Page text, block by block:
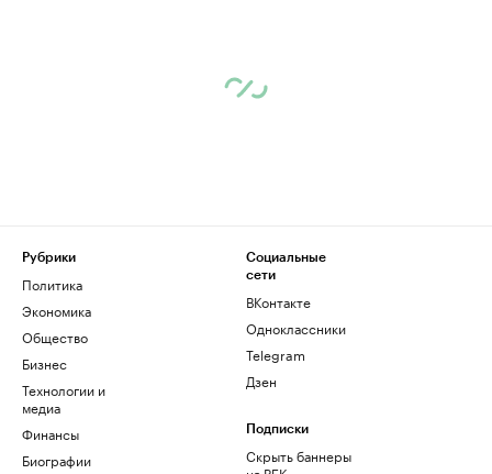
Рубрики
Политика
Экономика
Общество
Бизнес
Технологии и
медиа
Финансы
Биографии
Социальные
сети
ВКонтакте
Одноклассники
Telegram
Дзен
Подписки
Скрыть баннеры